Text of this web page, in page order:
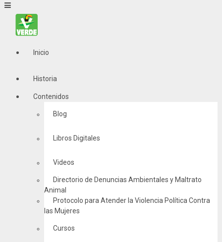
Inicio
Historia
Contenidos
Blog
Libros Digitales
Videos
Directorio de Denuncias Ambientales y Maltrato
Animal
Protocolo para Atender la Violencia Política Contra
las Mujeres
Cursos